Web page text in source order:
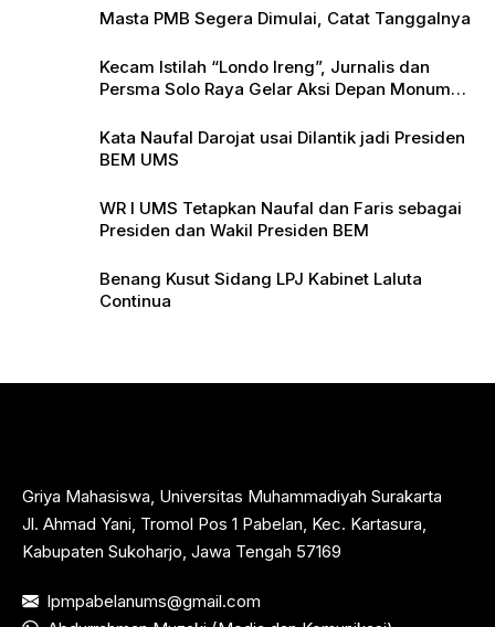
Masta PMB Segera Dimulai, Catat Tanggalnya
Kecam Istilah “Londo Ireng”, Jurnalis dan
Persma Solo Raya Gelar Aksi Depan Monumen
Kata Naufal Darojat usai Dilantik jadi Presiden
BEM UMS
WR I UMS Tetapkan Naufal dan Faris sebagai
Presiden dan Wakil Presiden BEM
Benang Kusut Sidang LPJ Kabinet Laluta
Continua
Griya Mahasiswa, Universitas Muhammadiyah Surakarta
Jl. Ahmad Yani, Tromol Pos 1 Pabelan, Kec. Kartasura,
Kabupaten Sukoharjo, Jawa Tengah 57169
lpmpabelanums@gmail.com